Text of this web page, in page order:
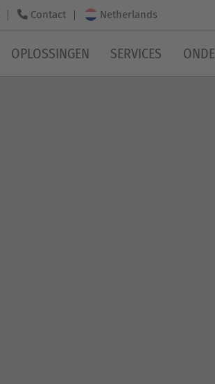
Contact Netherlands
OPLOSSINGEN SERVICES